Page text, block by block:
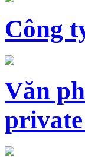
Công
Văn